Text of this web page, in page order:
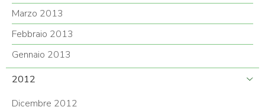
Marzo 2013
Febbraio 2013
Gennaio 2013
2012
Dicembre 2012